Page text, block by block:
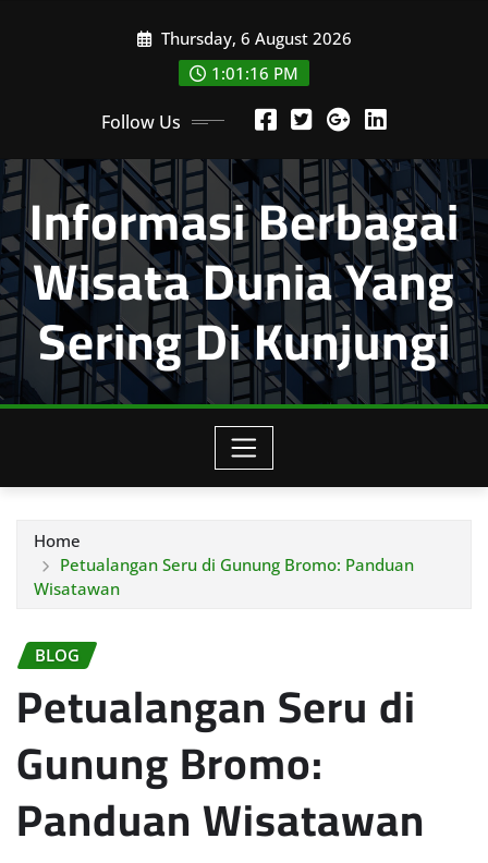
Thursday, 6 August 2026
1:01:17 PM
Follow Us
Informasi Berbagai
Wisata Dunia Yang
Sering Di Kunjungi
Home
Petualangan Seru di Gunung Bromo: Panduan
Wisatawan
BLOG
Petualangan Seru di
Gunung Bromo:
Panduan Wisatawan